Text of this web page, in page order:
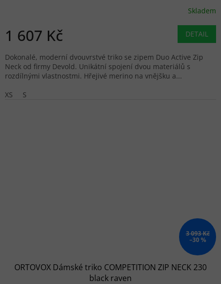
Skladem
1 607 Kč DETAIL
Dokonalé, moderní dvouvrstvé triko se zipem Duo Active Zip
Neck od firmy Devold. Unikátní spojení dvou materiálů s
rozdílnými vlastnostmi. Hřejivé merino na vnějšku a...
XS
S
3 093 Kč
–30 %
ORTOVOX Dámské triko COMPETITION ZIP NECK 230
black raven